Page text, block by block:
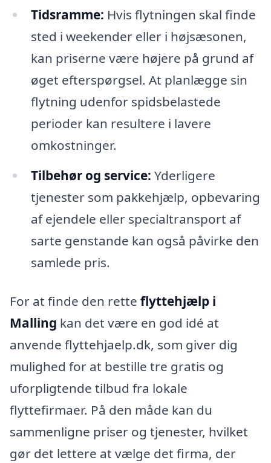
Tidsramme: Hvis flytningen skal finde
sted i weekender eller i højsæsonen,
kan priserne være højere på grund af
øget efterspørgsel. At planlægge sin
flytning udenfor spidsbelastede
perioder kan resultere i lavere
omkostninger.
Tilbehør og service: Yderligere
tjenester som pakkehjælp, opbevaring
af ejendele eller specialtransport af
sarte genstande kan også påvirke den
samlede pris.
For at finde den rette flyttehjælp i
Malling kan det være en god idé at
anvende flyttehjaelp.dk, som giver dig
mulighed for at bestille tre gratis og
uforpligtende tilbud fra lokale
flyttefirmaer. På den måde kan du
sammenligne priser og tjenester, hvilket
gør det lettere at vælge det firma, der